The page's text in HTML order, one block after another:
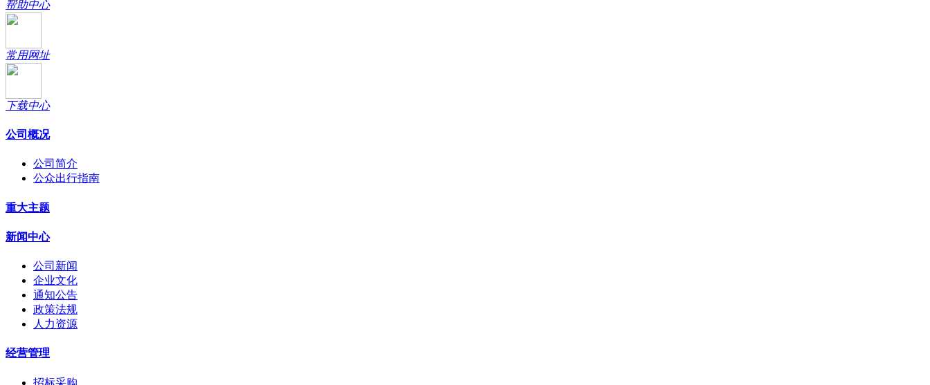
帮助中心
常用网址
下载中心
公司概况
公司简介
公众出行指南
重大主题
新闻中心
公司新闻
企业文化
通知公告
政策法规
人力资源
经营管理
招标采购